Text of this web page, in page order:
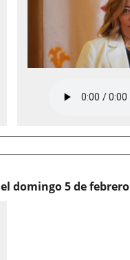
domingo 5 de febrero